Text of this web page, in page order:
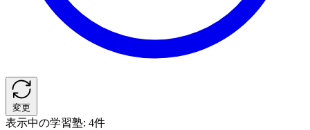
変更
表示中の学習塾: 4件